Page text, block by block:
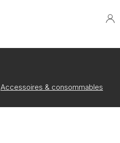
Accessoires & consommables